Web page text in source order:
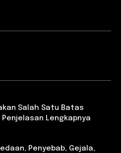
Salah Satu Batas
Lengkapnya
Penyebab, Gejala,